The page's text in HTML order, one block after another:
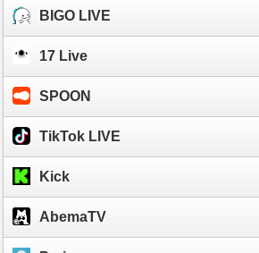
BIGO LIVE
17 Live
SPOON
TikTok LIVE
Kick
AbemaTV